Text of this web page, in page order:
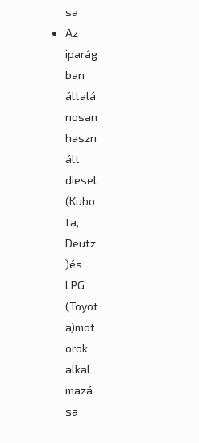
sa
Az
iparág
ban
általá
nosan
haszn
ált
diesel
(Kubo
ta,
Deutz
)és
LPG
(Toyot
a)mot
orok
alkal
mazá
sa